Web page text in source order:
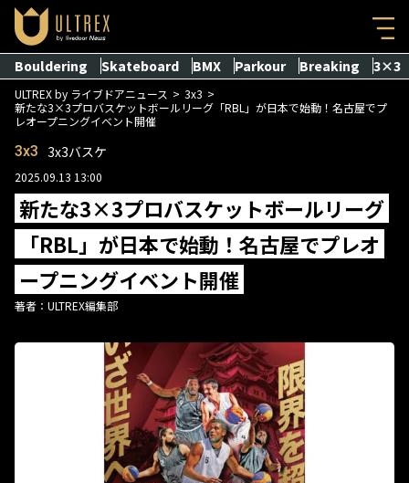
Bouldering Skateboard BMX Parkour Breaking 3×3
ULTREX by ライブドアニュース
3x3
新たな3×3プロバスケットボールリーグ「RBL」が日本で始動！名古屋でプ
レオープニングイベント開催
3x3 3x3バスケ
2025.09.13 13:00
新たな3×3プロバスケットボールリーグ
「RBL」が日本で始動！名古屋でプレオ
ープニングイベント開催
著者： ULTREX編集部